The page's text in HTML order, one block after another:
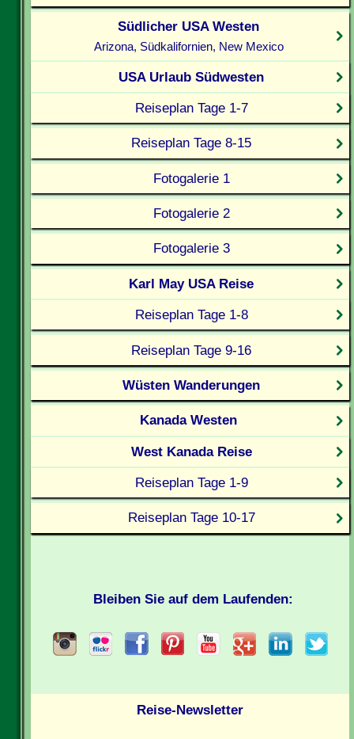
Südlicher USA Westen
Arizona, Südkalifornien, New Mexico
USA Urlaub Südwesten
Reiseplan Tage 1-7
Reiseplan Tage 8-15
Fotogalerie 1
Fotogalerie 2
Fotogalerie 3
Karl May USA Reise
Reiseplan Tage 1-8
Reiseplan Tage 9-16
Wüsten Wanderungen
Kanada Westen
West Kanada Reise
Reiseplan Tage 1-9
Reiseplan Tage 10-17
Bleiben Sie auf dem Laufenden:
Reise-Newsletter